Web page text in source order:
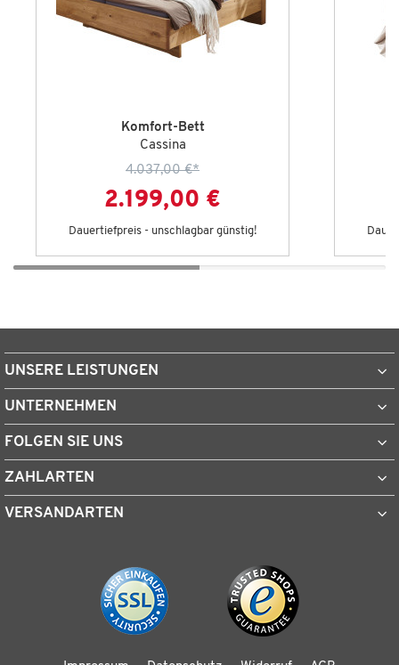
Komfort-Bett
Cassina
4.037,00 €*
2.199,00 €
Dauertiefpreis - unschlagbar günstig!
UNSERE LEISTUNGEN
UNTERNEHMEN
FOLGEN SIE UNS
ZAHLARTEN
VERSANDARTEN